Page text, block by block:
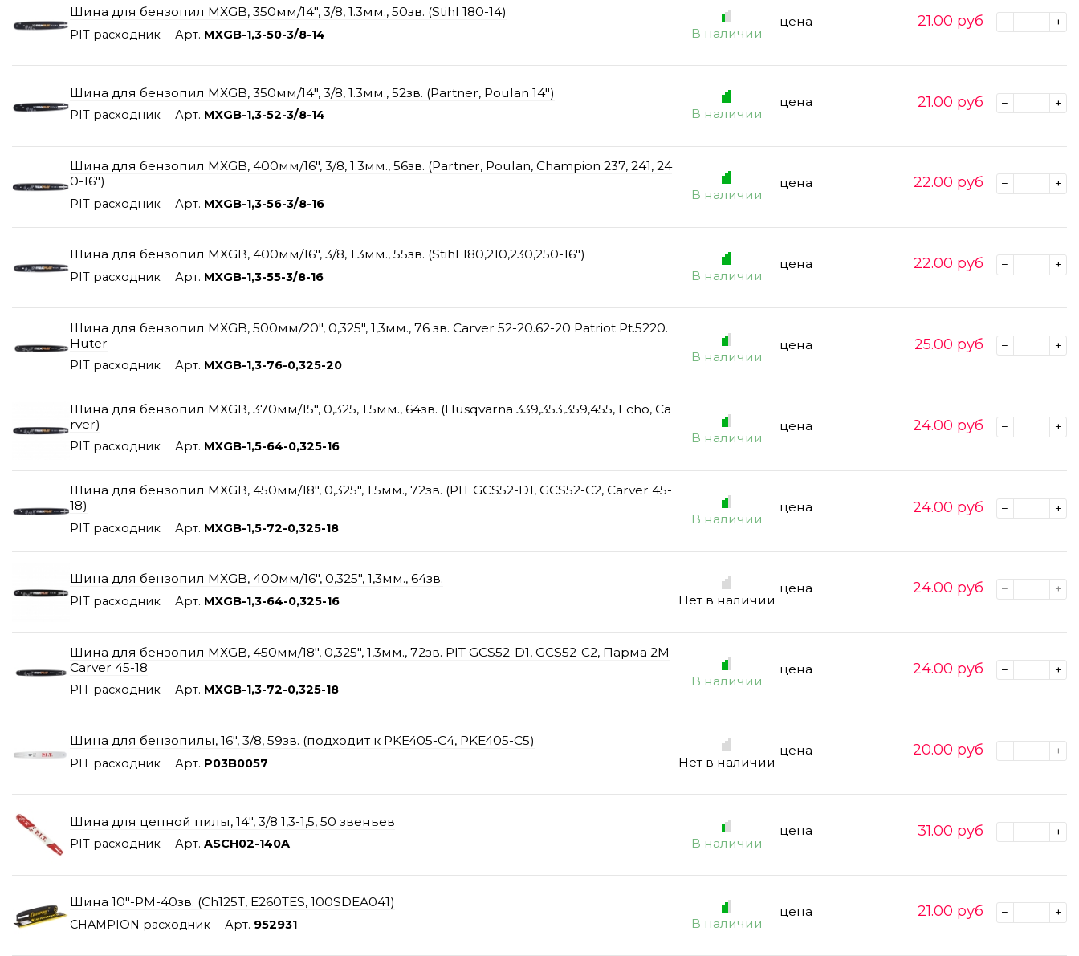
Шина для бензопил МХGB, 350мм/14", 3/8, 1.3мм., 50зв. (Stihl 180-14)
PIT расходник Арт. MXGB-1,3-50-3/8-14 В наличии
цена 21.00 руб
Шина для бензопил МХGB, 350мм/14", 3/8, 1.3мм., 52зв. (Partner, Poulan 14")
PIT расходник Арт. MXGB-1,3-52-3/8-14 В наличии
цена 21.00 руб
Шина для бензопил МХGB, 400мм/16", 3/8, 1.3мм., 56зв. (Partner, Poulan, Champion 237, 241, 24
0-16")
PIT расходник Арт. MXGB-1,3-56-3/8-16
В наличии
цена 22.00 руб
Шина для бензопил МХGB, 400мм/16", 3/8, 1.3мм., 55зв. (Stihl 180,210,230,250-16")
PIT расходник Арт. MXGB-1,3-55-3/8-16 В наличии
цена 22.00 руб
Шина для бензопил МХGB, 500мм/20", 0,325", 1,3мм., 76 зв. Carver 52-20.62-20 Patriot Pt.5220.
Huter
PIT расходник Арт. MXGB-1,3-76-0,325-20
В наличии
цена 25.00 руб
Шина для бензопил МХGB, 370мм/15", 0,325, 1.5мм., 64зв. (Husqvarna 339,353,359,455, Echo, Ca
rver)
PIT расходник Арт. MXGB-1,5-64-0,325-16
В наличии
цена 24.00 руб
Шина для бензопил МХGB, 450мм/18", 0,325", 1.5мм., 72зв. (PIT GCS52-D1, GCS52-C2, Carver 45-
18)
PIT расходник Арт. MXGB-1,5-72-0,325-18
В наличии
цена 24.00 руб
Шина для бензопил МХGB, 400мм/16", 0,325", 1,3мм., 64зв.
PIT расходник Арт. MXGB-1,3-64-0,325-16 Нет в наличии
цена 24.00 руб
Шина для бензопил МХGB, 450мм/18", 0,325", 1,3мм., 72зв. PIT GCS52-D1, GCS52-C2, Парма 2М
Carver 45-18
PIT расходник Арт. MXGB-1,3-72-0,325-18
В наличии
цена 24.00 руб
Шина для бензопилы, 16", 3/8, 59зв. (подходит к PKE405-C4, PKE405-C5)
PIT расходник Арт. P03B0057 Нет в наличии
цена 20.00 руб
Шина для цепной пилы, 14", 3/8 1,3-1,5, 50 звеньев
PIT расходник Арт.ASCH02-140A В наличии
цена 31.00 руб
Шина 10"-РМ-40зв. (Ch125T, E260TES, 100SDEA041)
CHAMPION расходник Арт. 952931 В наличии
цена 21.00 руб